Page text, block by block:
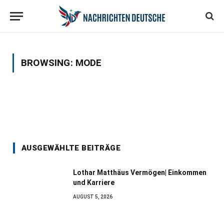
BROWSING: MODE
AUSGEWÄHLTE BEITRÄGE
Lothar Matthäus Vermögen| Einkommen
und Karriere
AUGUST 5, 2026